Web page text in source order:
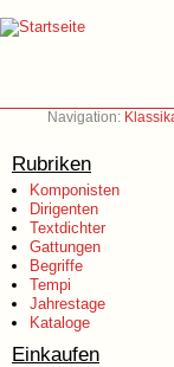
Navigation:
Rubriken
Komponisten
Dirigenten
Textdichter
Gattungen
Begriffe
Tempi
Jahrestage
Kataloge
Einkaufen